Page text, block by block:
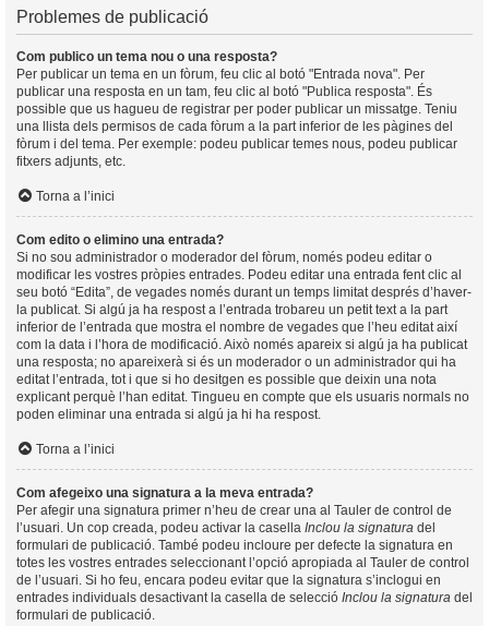
Problemes de publicació
Com publico un tema nou o una resposta?
Per publicar un tema en un fòrum, feu clic al botó "Entrada nova". Per
publicar una resposta en un tam, feu clic al botó "Publica resposta". És
possible que us hagueu de registrar per poder publicar un missatge. Teniu
una llista dels permisos de cada fòrum a la part inferior de les pàgines del
fòrum i del tema. Per exemple: podeu publicar temes nous, podeu publicar
fitxers adjunts, etc.
Torna a l’inici
Com edito o elimino una entrada?
Si no sou administrador o moderador del fòrum, només podeu editar o
modificar les vostres pròpies entrades. Podeu editar una entrada fent clic al
seu botó “Edita”, de vegades només durant un temps limitat després d’haver-
la publicat. Si algú ja ha respost a l’entrada trobareu un petit text a la part
inferior de l’entrada que mostra el nombre de vegades que l’heu editat així
com la data i l’hora de modificació. Això només apareix si algú ja ha publicat
una resposta; no apareixerà si és un moderador o un administrador qui ha
editat l’entrada, tot i que si ho desitgen es possible que deixin una nota
explicant perquè l’han editat. Tingueu en compte que els usuaris normals no
poden eliminar una entrada si algú ja hi ha respost.
Torna a l’inici
Com afegeixo una signatura a la meva entrada?
Per afegir una signatura primer n’heu de crear una al Tauler de control de
l’usuari. Un cop creada, podeu activar la casella Inclou la signatura del
formulari de publicació. També podeu incloure per defecte la signatura en
totes les vostres entrades seleccionant l’opció apropiada al Tauler de control
de l’usuari. Si ho feu, encara podeu evitar que la signatura s’inclogui en
entrades individuals desactivant la casella de selecció Inclou la signatura del
formulari de publicació.